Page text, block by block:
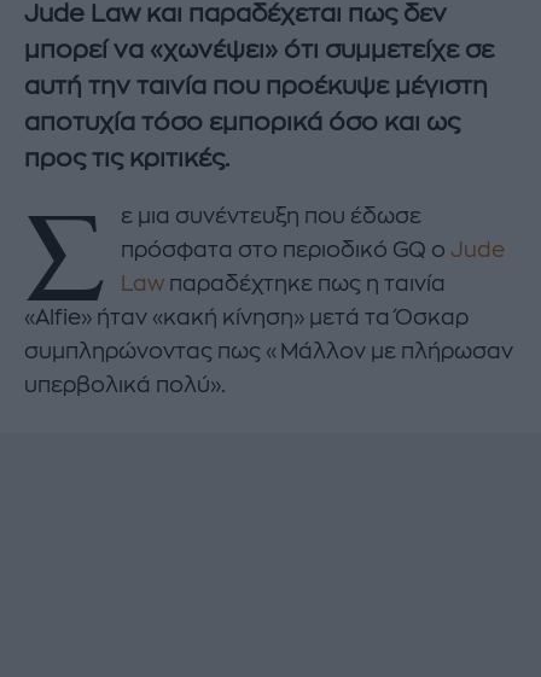
Jude Law και παραδέχεται πως δεν
μπορεί να «χωνέψει» ότι συμμετείχε σε
αυτή την ταινία που προέκυψε μέγιστη
αποτυχία τόσο εμπορικά όσο και ως
προς τις κριτικές.
Σ
ε μια συνέντευξη που έδωσε
πρόσφατα στο περιοδικό GQ οJude
Law παραδέχτηκε πως η ταινία
«Alfie» ήταν «κακή κίνηση» μετά τα Όσκαρ
συμπληρώνοντας πως «Μάλλον με πλήρωσαν
υπερβολικά πολύ».